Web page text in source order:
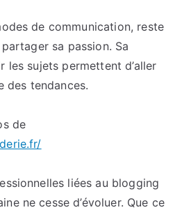
de communication, reste
sa passion. Sa
sujets permettent d’aller
des tendances.
de
liées au blogging
ne cesse d’évoluer. Que ce